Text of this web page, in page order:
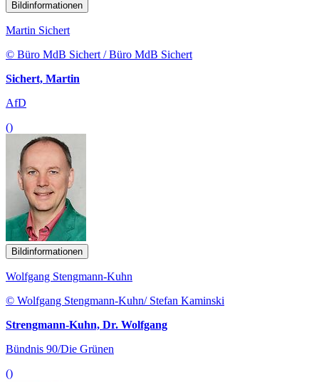
Bildinformationen
Martin Sichert
© Büro MdB Sichert / Büro MdB Sichert
Sichert, Martin
AfD
()
Bildinformationen
Wolfgang Stengmann-Kuhn
© Wolfgang Stengmann-Kuhn/ Stefan Kaminski
Strengmann-Kuhn, Dr. Wolfgang
Bündnis 90/Die Grünen
()